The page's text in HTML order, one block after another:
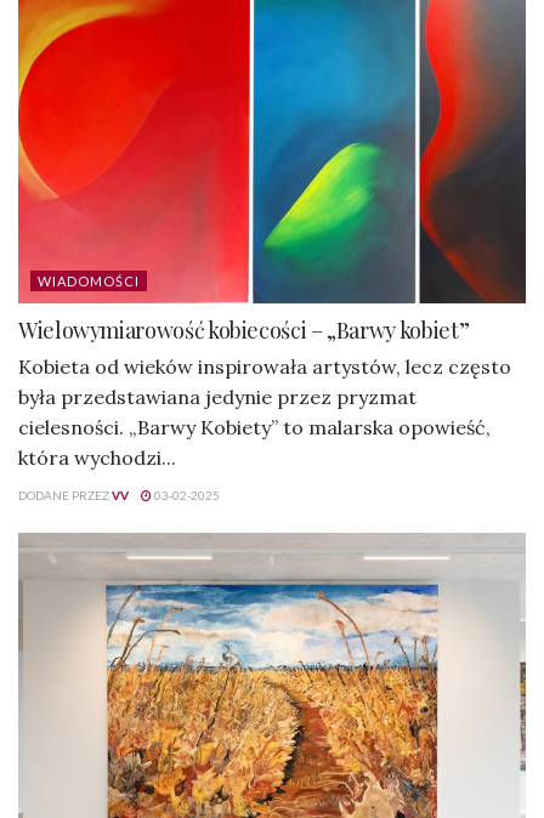
WIADOMOŚCI
Wielowymiarowość kobiecości – „Barwy kobiet”
Kobieta od wieków inspirowała artystów, lecz często
była przedstawiana jedynie przez pryzmat
cielesności. „Barwy Kobiety” to malarska opowieść,
która wychodzi...
DODANE PRZEZVV 03-02-2025